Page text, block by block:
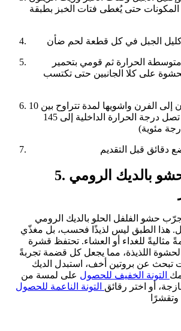
المكونات حتى يُغطى فتات الخبز بطبقة
الحرارة ثم قومي بتحمير
على كلا الجانبين حتى تكتسب
نقلي شرائح لحم الضأن إلى الفرن واشويها لمدة تتراوح بين 10
إلى 12 دقيقة، أو حتى تصل درجة الحرارة الداخلية إلى 145
5. فلفل رومي محشو بالديك الرومي
حشو الفلفل الحلو بالديك الرومي
هذا الطبق ليس لذيذًا فحسب، بل مغذّي
مثاليةً للغداء أو العشاء. تحتفظ قشرة
اللذيذة، مما يجعل كل قضمة تجربةً
تبحث عن بروتين أخف، استبدل الديك
التونة الخفيف للحصول على لمسة من
أو اختر رقائق التونة الناعمة للحصول